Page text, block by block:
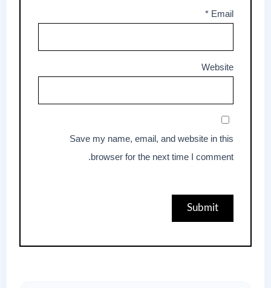
Email
*
Website
Save my name, email, and website in this
browser for the next time I comment.